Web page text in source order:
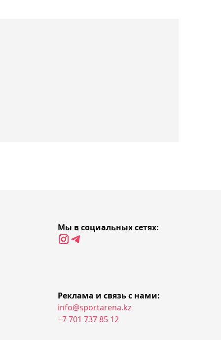
потерпел поражение в
стартовом матче в
Махачеву предложили
начать карьеру в боксе
Мы в социальных сетях:
Реклама и связь с нами:
info@sportarena.kz
+7 701 737 85 12